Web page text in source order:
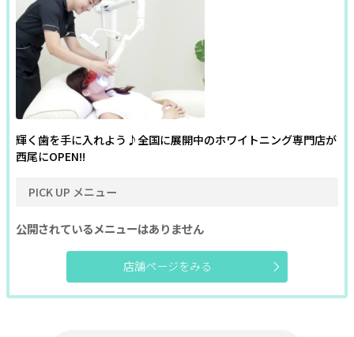
輝く歯を手に入れよう♪全国に展開中のホワイトニング専門店が
西尾にOPEN!!
PICK UP メニュー
公開されているメニューはありません
店舗ページをみる